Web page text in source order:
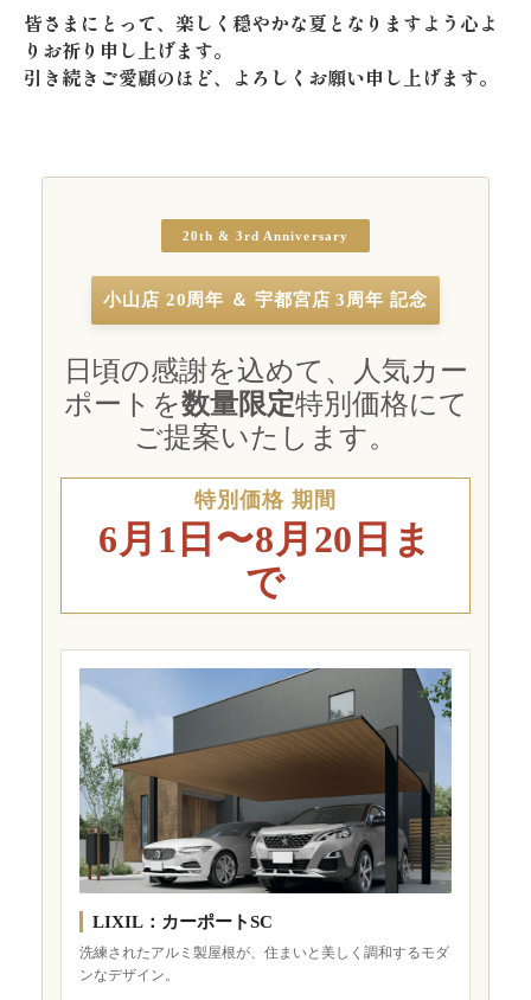
カーゲート
屋外収納（物置・ガレージ）
ワンデイリフォーム
二重窓(インプラス）・リプラス
面格子・シャッター
会社概要
皆さまにとって、楽しく穏やかな夏となりますよう心よ
りお祈り申し上げます。
引き続きご愛顧のほど、よろしくお願い申し上げます。
20th & 3rd Anniversary
小山店 20周年 ＆ 宇都宮店 3周年 記念
日頃の感謝を込めて、人気カー
ポートを数量限定特別価格にて
ご提案いたします。
特別価格 期間
6月1日〜8月20日ま
で
カーポートSC
IMAGE AREA
LIXIL：カーポートSC
洗練されたアルミ製屋根が、住まいと美しく調和するモダ
ンなデザイン。